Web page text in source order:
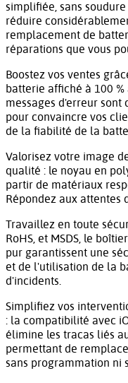
simplifiée, sans
réduire
remplacement de
réparations que vous
Boostez vos ventes
batterie affiché à 100
messages d'erreur sont
pour convaincre vos
de la fiabilité de la
Valorisez votre image
qualité : le noyau en
partir de matériaux
Répondez aux attentes
Travaillez en toute
RoHS, et MSDS, le
pur garantissent une
et de l'utilisation de la
d'incidents.
Simplifiez vos
: la compatibilité avec
élimine les tracas liés
permettant de
sans programmation ni